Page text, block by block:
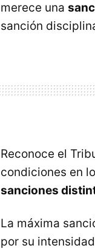
merece una
sanción
Reconoce el
condiciones en
sanciones
La máxima
por su